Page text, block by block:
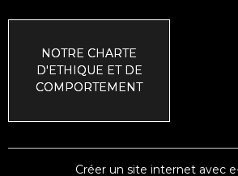
NOTRE CHARTE
D'ETHIQUE ET DE
COMPORTEMENT
Créer un site internet avec